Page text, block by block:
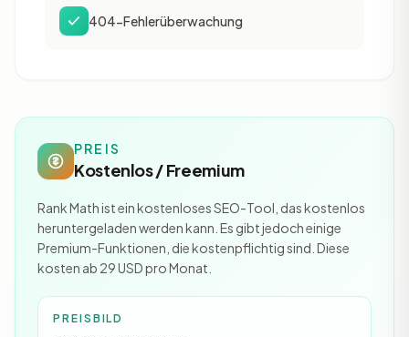
404-Fehlerüberwachung
PREIS
Kostenlos / Freemium
Rank Math ist ein kostenloses SEO-Tool, das kostenlos
heruntergeladen werden kann. Es gibt jedoch einige
Premium-Funktionen, die kostenpflichtig sind. Diese
kosten ab 29 USD pro Monat.
PREISBILD